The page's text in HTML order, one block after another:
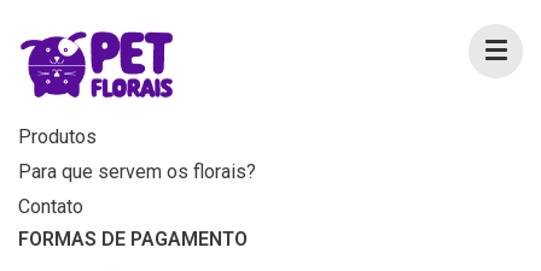
MENU
Home
Produtos
Para que servem os florais?
Contato
FORMAS DE PAGAMENTO